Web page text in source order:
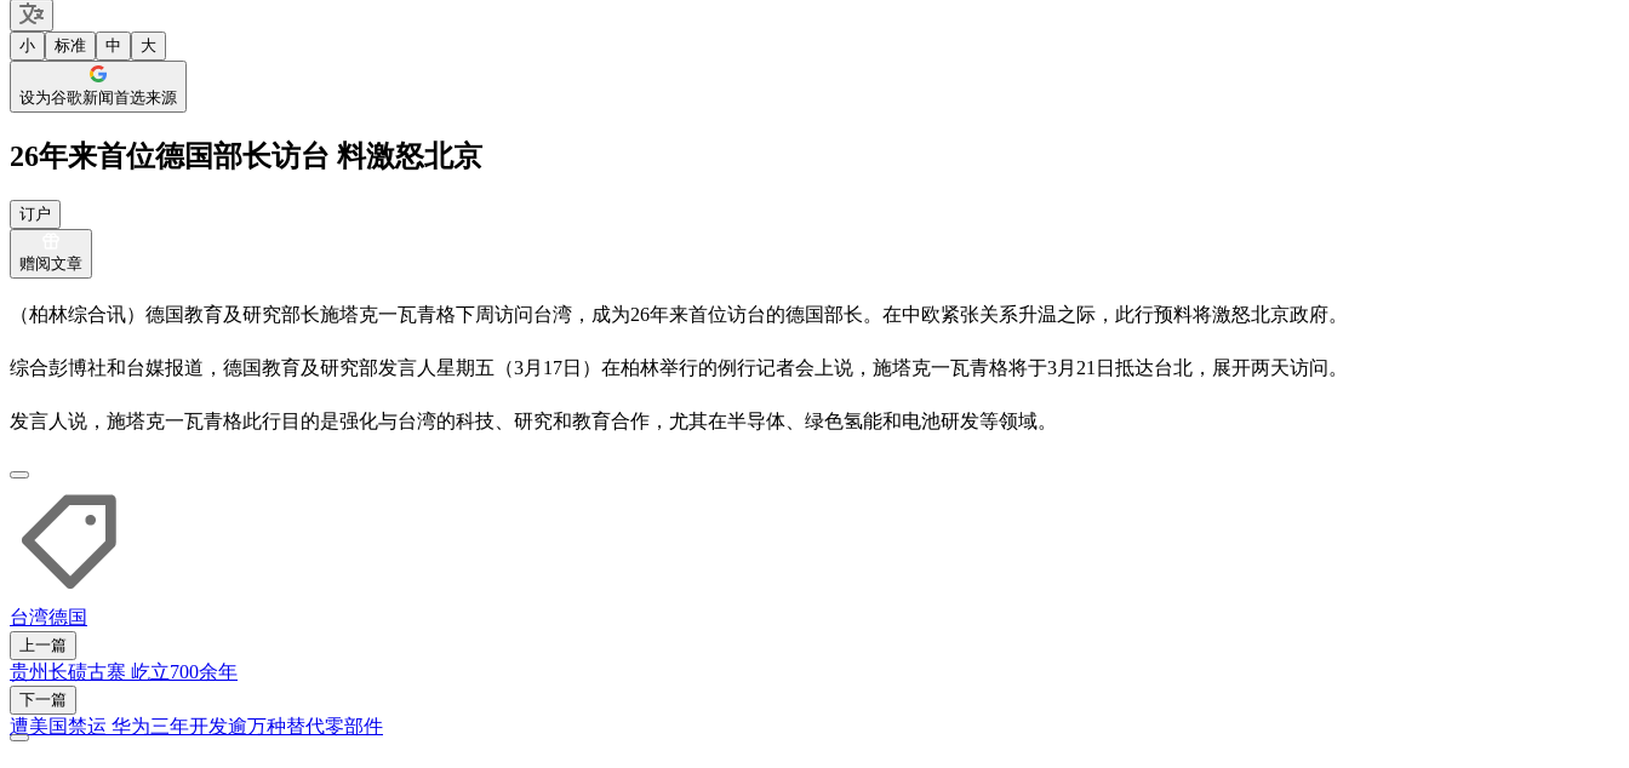
小 标准 中 大
设为谷歌新闻首选来源
26年来首位德国部长访台 料激怒北京
订户
赠阅文章
（柏林综合讯）德国教育及研究部长施塔克一瓦青格下周访问台湾，成为26年来首位访台的德国部长。在中欧紧张关系升温之际，此行预料将激怒北京政府。
综合彭博社和台媒报道，德国教育及研究部发言人星期五（3月17日）在柏林举行的例行记者会上说，施塔克一瓦青格将于3月21日抵达台北，展开两天访问。
发言人说，施塔克一瓦青格此行目的是强化与台湾的科技、研究和教育合作，尤其在半导体、绿色氢能和电池研发等领域。
台湾德国
上一篇
贵州长碛古寨 屹立700余年
下一篇
遭美国禁运 华为三年开发逾万种替代零部件